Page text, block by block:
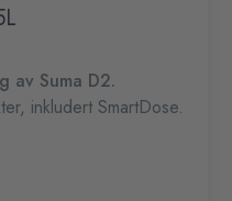
av Suma D2.
inkludert SmartDose.
unngår spraytåke.